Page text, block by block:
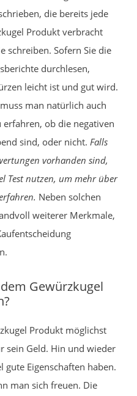
die bereits jede
Produkt verbracht
schreiben. Sofern Sie die
durchlesen,
leicht ist und gut wird.
man natürlich auch
ob die negativen
sind, oder nicht. Falls
vorhanden sind,
Test nutzen, um mehr über
Neben solchen
weiterer Merkmale,
Gewürzkugel
Produkt möglichst
sein Geld. Hin und wieder
Eigenschaften haben.
man sich freuen. Die